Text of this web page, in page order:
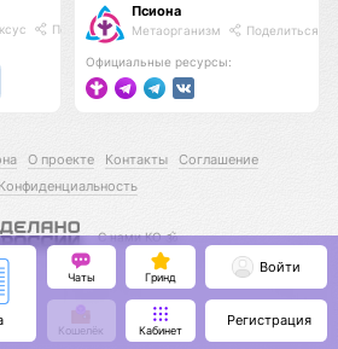
Поделиться
Псиона
Метаорганизм Поделиться
Официальные ресурсы:
О проекте Контакты
Соглашение
Конфиденциальность
С нами КО 🕉️
Чаты Гринд
Кошелёк Кабинет
Войти
Регистрация